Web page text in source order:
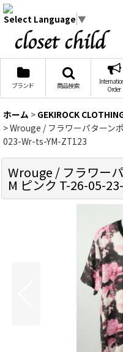
Select Language ▼
ブランド 商品検索
Order
ホーム > GEKIROCK
>Wrouge / フラワーパターン
023-Wr-ts-YM-ZT123
Wrouge / フラワー
M ピンク T-26-05-